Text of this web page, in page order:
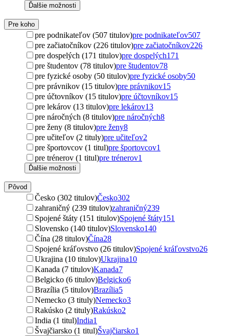
Ďalšie možnosti
Pre koho
pre podnikateľov (507 titulov)pre podnikateľov507
pre začiatočníkov (226 titulov)pre začiatočníkov226
pre dospelých (171 titulov)pre dospelých171
pre študentov (78 titulov)pre študentov78
pre fyzické osoby (50 titulov)pre fyzické osoby50
pre právnikov (15 titulov)pre právnikov15
pre účtovníkov (15 titulov)pre účtovníkov15
pre lekárov (13 titulov)pre lekárov13
pre náročných (8 titulov)pre náročných8
pre ženy (8 titulov)pre ženy8
pre učiteľov (2 tituly)pre učiteľov2
pre športovcov (1 titul)pre športovcov1
pre trénerov (1 titul)pre trénerov1
Ďalšie možnosti
Pôvod
Česko (302 titulov)Česko302
zahraničný (239 titulov)zahraničný239
Spojené štáty (151 titulov)Spojené štáty151
Slovensko (140 titulov)Slovensko140
Čína (28 titulov)Čína28
Spojené kráľovstvo (26 titulov)Spojené kráľovstvo26
Ukrajina (10 titulov)Ukrajina10
Kanada (7 titulov)Kanada7
Belgicko (6 titulov)Belgicko6
Brazília (5 titulov)Brazília5
Nemecko (3 tituly)Nemecko3
Rakúsko (2 tituly)Rakúsko2
India (1 titul)India1
Švajčiarsko (1 titul)Švajčiarsko1